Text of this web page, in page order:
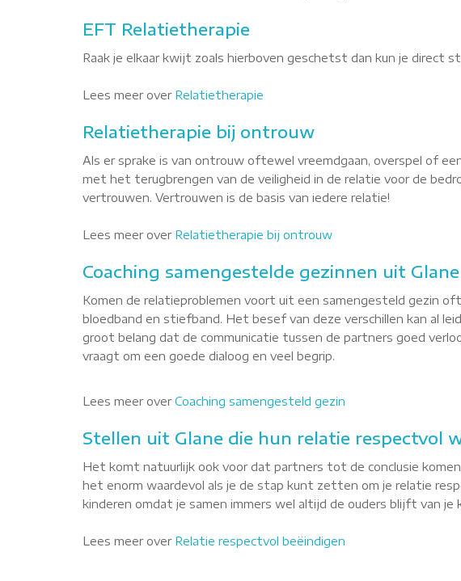
EFT Relatietherapie
Raak je elkaar kwijt zoals hierboven geschetst dan kun je direct
Lees meer over Relatietherapie
Relatietherapie bij ontrouw
Als er sprake is van ontrouw oftewel vreemdgaan, overspel of
met het terugbrengen van de veiligheid in de relatie voor de
vertrouwen. Vertrouwen is de basis van iedere relatie!
Lees meer over Relatietherapie bij ontrouw
Coaching samengestelde gezinnen uit Glane
Komen de relatieproblemen voort uit een samengesteld gezin
bloedband en stiefband. Het besef van deze verschillen kan al
groot belang dat de communicatie tussen de partners goed
vraagt om een goede dialoog en veel begrip.
Lees meer overCoaching samengesteld gezin
Stellen uit Glane die hun relatie respectvol
Het komt natuurlijk ook voor dat partners tot de conclusie
het enorm waardevol als je de stap kunt zetten om je relatie
kinderen omdat je samen immers wel altijd de ouders blijft van
Lees meer over Relatie respectvol beëindigen